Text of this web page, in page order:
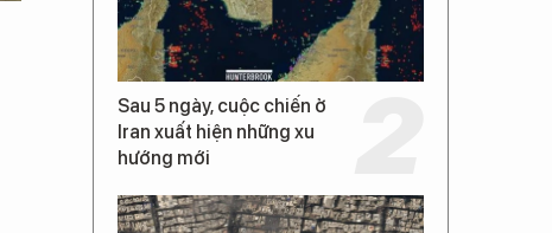
Sau 5 ngày, cuộc chiến ở
Iran xuất hiện những xu
hướng mới